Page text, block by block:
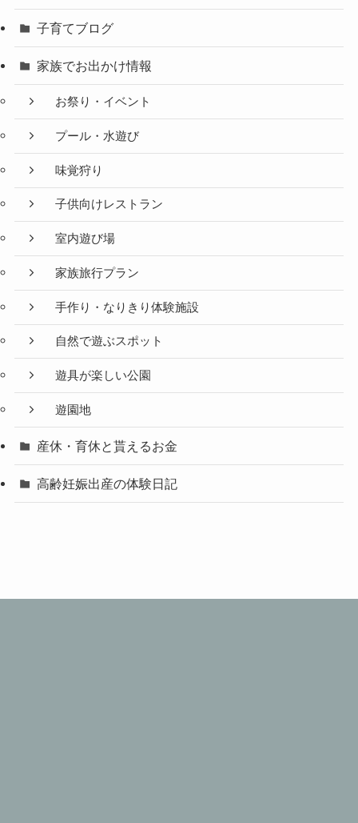
子育てブログ
家族でお出かけ情報
お祭り・イベント
プール・水遊び
味覚狩り
子供向けレストラン
室内遊び場
家族旅行プラン
手作り・なりきり体験施設
自然で遊ぶスポット
遊具が楽しい公園
遊園地
産休・育休と貰えるお金
高齢妊娠出産の体験日記